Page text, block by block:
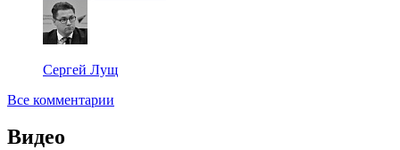
Сергей Лущ
Все комментарии
Видео